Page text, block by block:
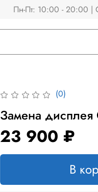
Пн-Пт: 10:00 - 20:00 |
(0)
Замена дисплея
23 900 ₽
В